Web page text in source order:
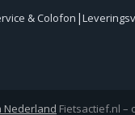
& Colofon
Nederland Fietsactief.nl –